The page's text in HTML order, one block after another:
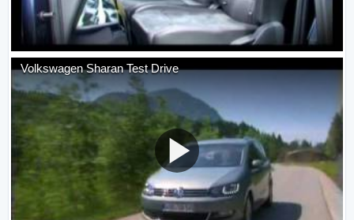
Volkswagen Sharan Test Drive